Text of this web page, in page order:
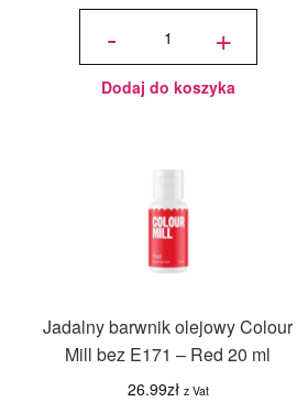
-
ilość
FRACTAL
30 g -
yellow,
żółty
+
Dodaj do koszyka
Jadalny barwnik olejowy Colour
Mill bez E171 – Red 20 ml
26.99zł z Vat